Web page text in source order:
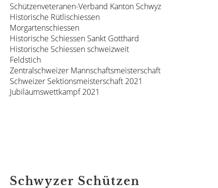
Schützenveteranen-Verband Kanton Schwyz
Historische Rütlischiessen
Morgartenschiessen
Historische Schiessen Sankt Gotthard
Historische Schiessen schweizweit
Feldstich
Zentralschweizer Mannschaftsmeisterschaft
Schweizer Sektionsmeisterschaft 2021
Jubiläumswettkampf 2021
Schwyzer Schützen